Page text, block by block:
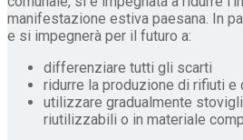
manifestazione estiva paesana. In
e si impegnerà per il futuro a:
differenziare tutti gli scarti
ridurre la produzione di rifiuti e
utilizzare gradualmente
riutilizzabili o in materiale